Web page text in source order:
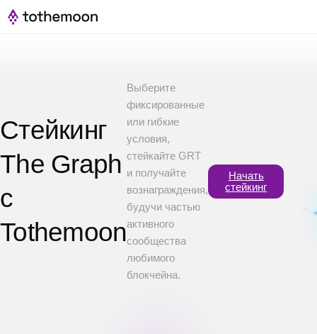
Стейкинг
The Graph
с
Tothemoon
Выберите
фиксированные
или гибкие
условия,
стейкайте GRT
и получайте
вознаграждения,
будучи частью
активного
сообщества
любимого
блокчейна.
Начать
стейкинг